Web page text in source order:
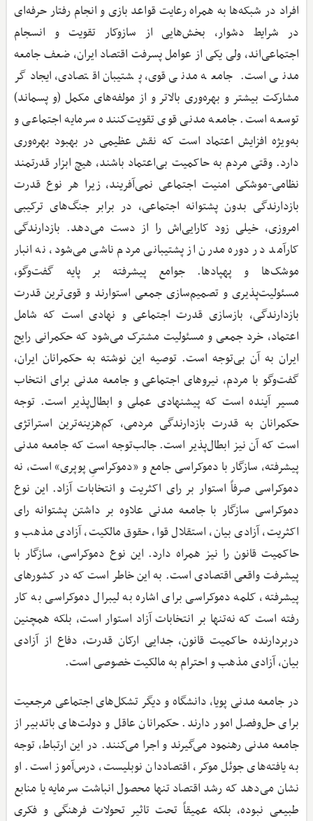
افراد در شبکه‌ها به همراه رعایت قواعد بازی و انجام رفتار حرفه‌ای
در شرایط دشوار، بخش‌هایی از سازوکار تقویت و انسجام
اجتماعی‌اند، ولی یکی از عوامل پسرفت اقتصاد ایران، ضعف جامعه
مدنی است. جامعه مدنی قوی، پشتیبان اقتصادی، ایجادگر
مشارکت بیشتر و بهره‌وری بالاتر و از مولفه‌های مکمل (و پسماند)
توسعه است. جامعه مدنی قوی تقویت‌کننده سرمایه اجتماعی و
به‌ویژه افزایش اعتماد است که نقش عظیمی در بهبود بهره‌وری
دارد. وقتی مردم به حاکمیت بی‌اعتماد باشند، هیچ ابزار قدرتمند
نظامی-موشکی امنیت اجتماعی نمی‌آفریند، زیرا هر نوع قدرت
بازدارندگی بدون پشتوانه اجتماعی، در برابر جنگ‌های ترکیبی
امروزی، خیلی زود کارایی‌اش را از دست می‌دهد. بازدارندگی
کارآمد در دوره مدرن از پشتیبانی مردم ناشی می‌شود، نه انبار
موشک‌ها و پهپادها. جوامع پیشرفته بر پایه گفت‌وگو،
مسئولیت‌پذیری و تصمیم‌سازی جمعی استوارند و قوی‌ترین قدرت
بازدارندگی، بازسازی قدرت اجتماعی و نهادی است که شامل
اعتماد، خرد جمعی و مسئولیت مشترک می‌شود که حکمرانی رایج
ایران به آن بی‌توجه است. توصیه این نوشته به حکمرانان ایران،
گفت‌وگو با مردم، نیروهای اجتماعی و جامعه مدنی برای انتخاب
مسیر آینده است که پیشنهادی عملی و ابطال‌پذیر است. توجه
حکمرانان به قدرت بازدارندگی مردمی، کم‌هزینه‌ترین استراتژی
است که آن نیز ابطال‌پذیر است. جالب‌توجه است که جامعه مدنی
پیشرفته، سازگار با دموکراسی جامع و «دموکراسیِ پوپری» است، نه
دموکراسی صرفاً استوار بر رای اکثریت و انتخابات آزاد. این نوع
دموکراسی سازگار با جامعه مدنی علاوه بر داشتن پشتوانه رای
اکثریت، آزادی بیان، استقلال قوا، حقوق مالکیت، آزادی مذهب و
حاکمیت قانون را نیز همراه دارد. این نوع دموکراسی، سازگار با
پیشرفت واقعی اقتصادی است. به این خاطر است که در کشورهای
پیشرفته، کلمه دموکراسی برای اشاره به لیبرال دموکراسی به کار
رفته است که نه‌تنها بر انتخابات آزاد استوار است، بلکه همچنین
دربردارنده حاکمیت قانون، جدایی ارکان قدرت، دفاع از آزادی
بیان، آزادی مذهب و احترام به مالکیت خصوصی است.
در جامعه مدنی پویا، دانشگاه و دیگر تشکل‌های اجتماعی مرجعیت
برای حل‌وفصل امور دارند. حکمرانان عاقل و دولت‌های باتدبیر از
جامعه مدنی رهنمود می‌گیرند و اجرا می‌کنند. در این ارتباط، توجه
به یافته‌های جوئل موکر، اقتصاددان نوبلیست، درس‌آموز است. او
نشان می‌دهد که رشد اقتصاد تنها محصول انباشت سرمایه یا منابع
طبیعی نبوده، بلکه عمیقاً تحت تاثیر تحولات فرهنگی و فکری